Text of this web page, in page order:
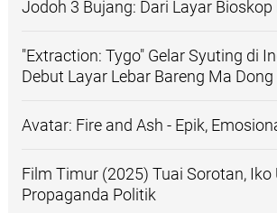
Jodoh 3 Bujang: Dari Layar
"Extraction: Tygo" Gelar Syuting di
Debut Layar Lebar Bareng Ma Dong
Avatar: Fire and Ash - Epik,
Film Timur (2025) Tuai Sorotan,
Propaganda Politik